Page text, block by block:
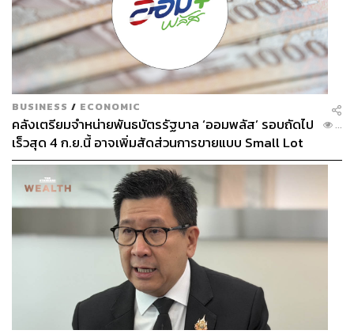
BUSINESS / ECONOMIC
คลังเตรียมจำหน่ายพันธบัตรรัฐบาล ‘ออมพลัส’ รอบถัดไป
เร็วสุด 4 ก.ย.นี้ อาจเพิ่มสัดส่วนการขายแบบ Small Lot
First มากขึ้น
...